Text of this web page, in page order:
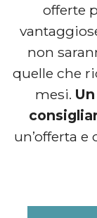
offerte
non
quelle che
mesi.
un’offerta